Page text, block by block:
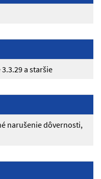
a staršie
narušenie dôvernosti,